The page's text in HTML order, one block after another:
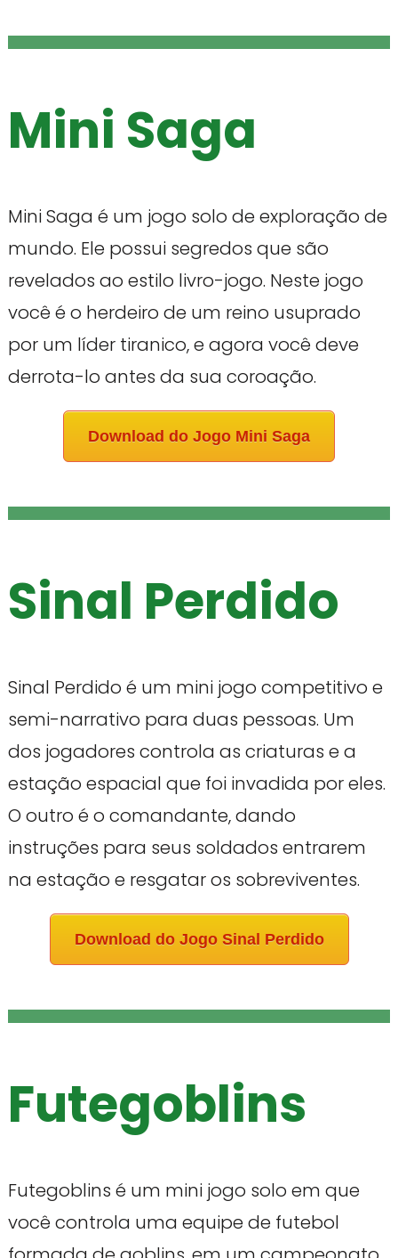
Mini Saga
Mini Saga é um jogo solo de exploração de
mundo. Ele possui segredos que são
revelados ao estilo livro-jogo. Neste jogo
você é o herdeiro de um reino usuprado
por um líder tiranico, e agora você deve
derrota-lo antes da sua coroação.
Download do Jogo Mini Saga
Sinal Perdido
Sinal Perdido é um mini jogo competitivo e
semi-narrativo para duas pessoas. Um
dos jogadores controla as criaturas e a
estação espacial que foi invadida por eles.
O outro é o comandante, dando
instruções para seus soldados entrarem
na estação e resgatar os sobreviventes.
Download do Jogo Sinal Perdido
Futegoblins
Futegoblins é um mini jogo solo em que
você controla uma equipe de futebol